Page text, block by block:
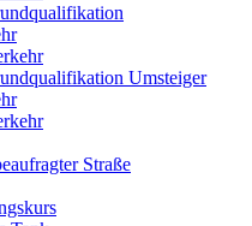
Umsteiger
Straße